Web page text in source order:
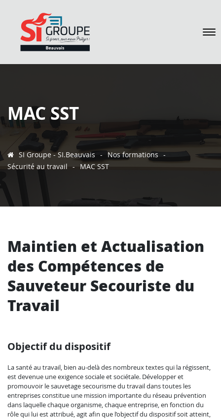
MAC SST
SI Groupe - SI.Beauvais - Nos formations -
Sécurité au travail - MAC SST
Maintien et Actualisation
des Compétences de
Sauveteur Secouriste du
Travail
Objectif du dispositif
La santé au travail, bien au-delà des nombreux textes qui la régissent,
est devenue une exigence sociale et sociétale. Développer et
promouvoir le sauvetage secourisme du travail dans toutes les
entreprises constitue une mission importante du réseau prévention
dans laquelle chaque organisme, chaque entreprise, en fonction du
rôle qui lui est attribué, agit afin que l’objectif du dispositif soit atteint,